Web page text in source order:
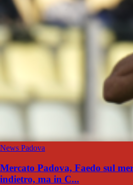
News Padova
Mercato Padova, Faedo sul
indietro, ma in C...